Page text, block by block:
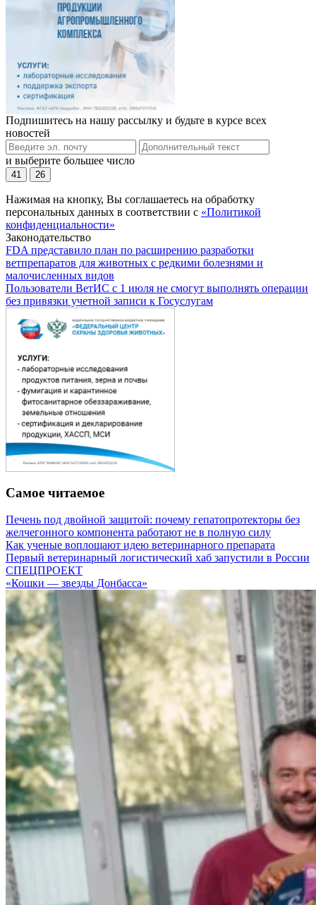
Подпишитесь на нашу рассылку и будьте в курсе всех
новостей
и выберите большее число
41 26
Нажимая на кнопку, Вы соглашаетесь на обработку
персональных данных в соответствии с «Политикой
конфиденциальности»
Законодательство
FDA представило план по расширению разработки
ветпрепаратов для животных с редкими болезнями и
малочисленных видов
Пользователи ВетИС с 1 июля не смогут выполнять операции
без привязки учетной записи к Госуслугам
Самое читаемое
Печень под двойной защитой: почему гепатопротекторы без
желчегонного компонента работают не в полную силу
Как ученые воплощают идею ветеринарного препарата
Первый ветеринарный логистический хаб запустили в России
СПЕЦПРОЕКТ
«Кошки — звезды Донбасса»